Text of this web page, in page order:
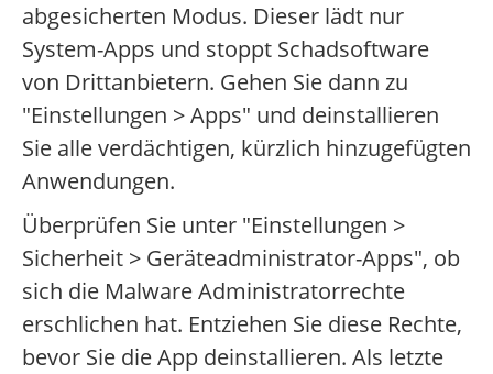
abgesicherten Modus. Dieser lädt nur
System-Apps und stoppt Schadsoftware
von Drittanbietern. Gehen Sie dann zu
"Einstellungen > Apps" und deinstallieren
Sie alle verdächtigen, kürzlich hinzugefügten
Anwendungen.
Überprüfen Sie unter "Einstellungen >
Sicherheit > Geräteadministrator-Apps", ob
sich die Malware Administratorrechte
erschlichen hat. Entziehen Sie diese Rechte,
bevor Sie die App deinstallieren. Als letzte